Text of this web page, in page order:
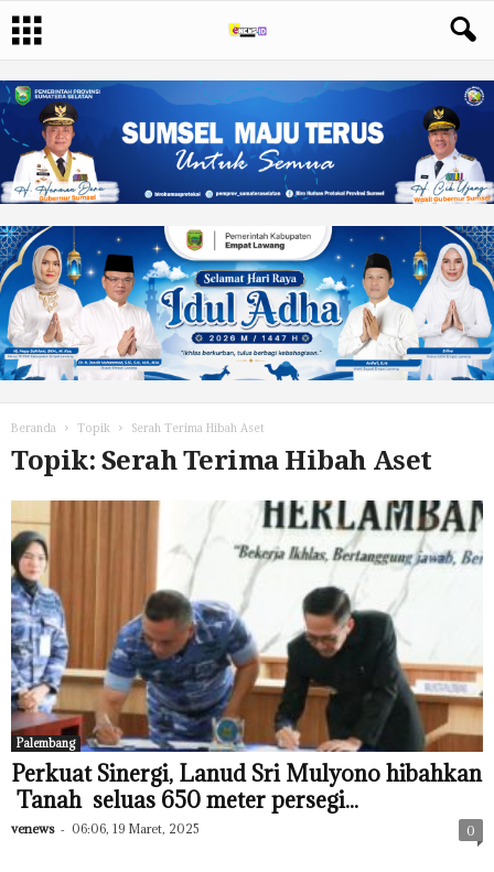
Beranda Topik Serah Terima Hibah Aset
Topik: Serah Terima Hibah Aset
Palembang
Perkuat Sinergi, Lanud Sri Mulyono hibahkan
Tanah seluas 650 meter persegi...
venews - 06:06, 19 Maret, 2025 0